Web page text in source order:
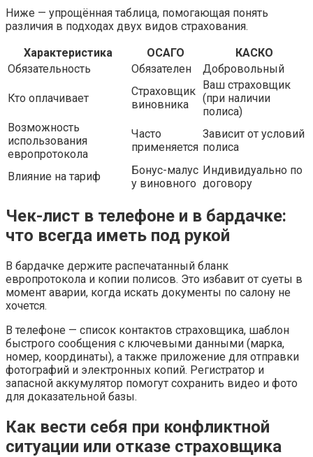
Ниже — упрощённая таблица, помогающая понять
различия в подходах двух видов страхования.
Характеристика
ОСАГО
КАСКО
Обязательность
Обязателен Добровольный
Кто оплачивает
Страховщик
виновника
Ваш страховщик
(при наличии
полиса)
Возможность
использования
европротокола
Часто
применяется
Зависит от условий
полиса
Влияние на тариф
Бонус-малус
у виновного
Индивидуально по
договору
Чек-лист в телефоне и в бардачке:
что всегда иметь под рукой
В бардачке держите распечатанный бланк
европротокола и копии полисов. Это избавит от суеты в
момент аварии, когда искать документы по салону не
хочется.
В телефоне — список контактов страховщика, шаблон
быстрого сообщения с ключевыми данными (марка,
номер, координаты), а также приложение для отправки
фотографий и электронных копий. Регистратор и
запасной аккумулятор помогут сохранить видео и фото
для доказательной базы.
Как вести себя при конфликтной
ситуации или отказе страховщика